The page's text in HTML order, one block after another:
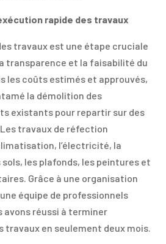
rapide des travaux
travaux est une étape cruciale
transparence et la faisabilité du
les coûts estimés et approuvés,
la démolition des
existants pour repartir sur des
travaux de réfection
l’électricité, la
les plafonds, les peintures et
Grâce à une organisation
équipe de professionnels
avons réussi à terminer
travaux en seulement deux mois.